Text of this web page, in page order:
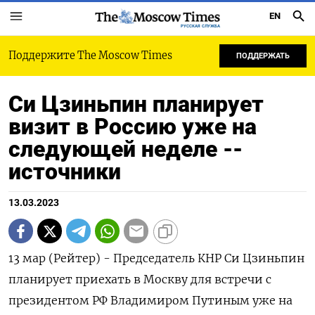
РУССКАЯ СЛУЖБА
EN
Поддержите The Moscow Times ПОДДЕРЖАТЬ
Си Цзиньпин планирует
визит в Россию уже на
следующей неделе --
источники
13.03.2023
13 мар (Рейтер) - Председатель КНР Си Цзиньпин
планирует приехать в Москву для встречи с
президентом РФ Владимиром Путиным уже на